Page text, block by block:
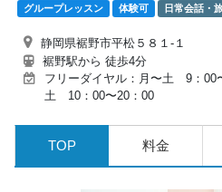
グループレッスン 体験可 日常会話・
静岡県裾野市平松５８１-１
裾野駅から 徒歩4分
フリーダイヤル：月〜土 9：
土 10：00〜20：00
TOP 料金